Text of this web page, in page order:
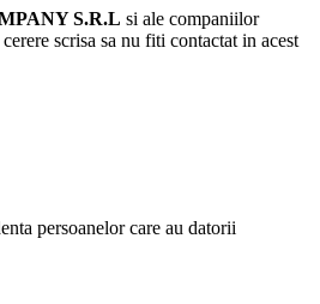
S.R.L si ale companiilor
scrisa sa nu fiti contactat in acest
persoanelor care au datorii